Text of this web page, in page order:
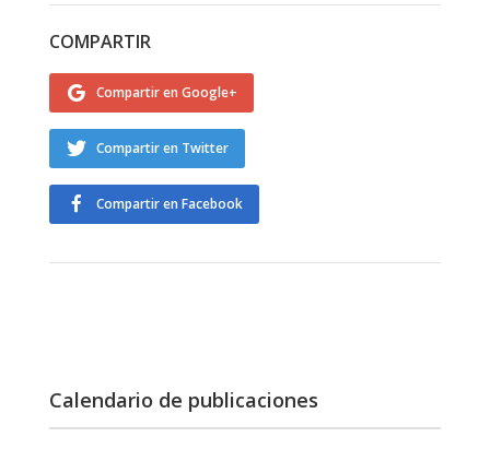
COMPARTIR
Compartir en Google+
Compartir en Twitter
Compartir en Facebook
Calendario de publicaciones